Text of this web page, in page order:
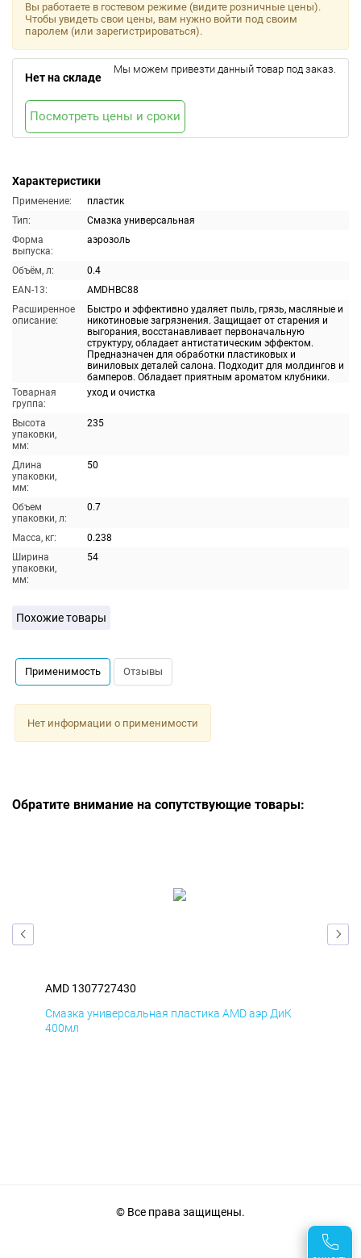
Характеристики
Применение:
пластик
Тип:
Смазка универсальная
Форма
выпуска:
аэрозоль
Объём, л:
0.4
EAN-13:
AMDHBC88
Расширенное
описание:
Быстро и эффективно удаляет пыль, грязь, масляные и
никотиновые загрязнения. Защищает от старения и
выгорания, восстанавливает первоначальную
структуру, обладает антистатическим эффектом.
Предназначен для обработки пластиковых и
виниловых деталей салона. Подходит для молдингов и
бамперов. Обладает приятным ароматом клубники.
Товарная
группа:
уход и очистка
Высота
упаковки,
мм:
235
Длина
упаковки,
мм:
50
Объем
упаковки, л:
0.7
Масса, кг:
0.238
Ширина
упаковки,
мм:
54
Вы работаете в гостевом режиме (видите розничные цены).
Чтобы увидеть свои цены, вам нужно войти под своим
паролем (или зарегистрироваться).
Нет на складе
Мы можем привезти данный товар под заказ.
Посмотреть цены и сроки
Похожие товары
Применимость Отзывы
Нет информации о применимости
Обратите внимание на сопутствующие товары:
AMD 1307727430
Смазка универсальная пластика AMD аэр ДиК
400мл
© Все права защищены.